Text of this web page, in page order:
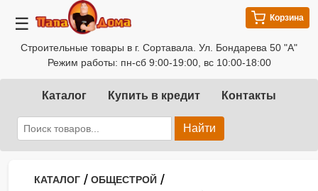
☰
Строительные товары в г. Сортавала. Ул. Бондарева 50 "А"
Режим работы: пн-сб 9:00-19:00, вс 10:00-18:00
Корзина
Каталог Купить в кредит Контакты
Найти
КАТАЛОГ / ОБЩЕСТРОЙ /